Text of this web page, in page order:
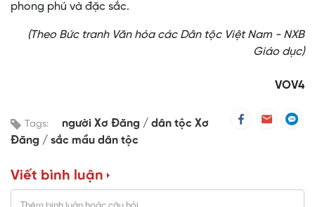
phong phú và đặc sắc.
(Theo Bức tranh Văn hóa các Dân tộc Việt Nam - NXB
Giáo dục)
VOV4
Tags: người Xơ Đăng
dân tộc Xơ
Đăng
sắc mầu dân tộc
Viết bình luận